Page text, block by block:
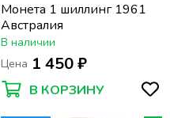
Монета 1 шиллинг 1961
Австралия
В наличии
Цена 1 450 ₽
В КОРЗИНУ